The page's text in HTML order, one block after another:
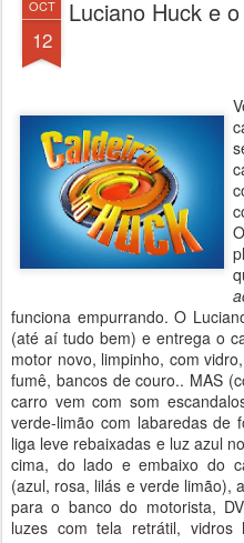
OCT
12
Luciano Huck e
funciona empurrando. O
(até aí tudo bem) e entrega o
motor novo, limpinho, com
fumê, bancos de couro.. MAS
carro vem com som
verde-limão com labaredas de
liga leve rebaixadas e luz azul
cima, do lado e embaixo do
(azul, rosa, lilás e verde limão),
para o banco do motorista,
luzes com tela retrátil, vidros